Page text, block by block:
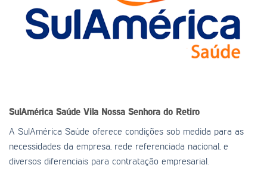
SulAmérica Saúde Vila Nossa Senhora do Retiro
A SulAmérica Saúde oferece condições sob medida para as
necessidades da empresa, rede referenciada nacional, e
diversos diferenciais para contratação empresarial.